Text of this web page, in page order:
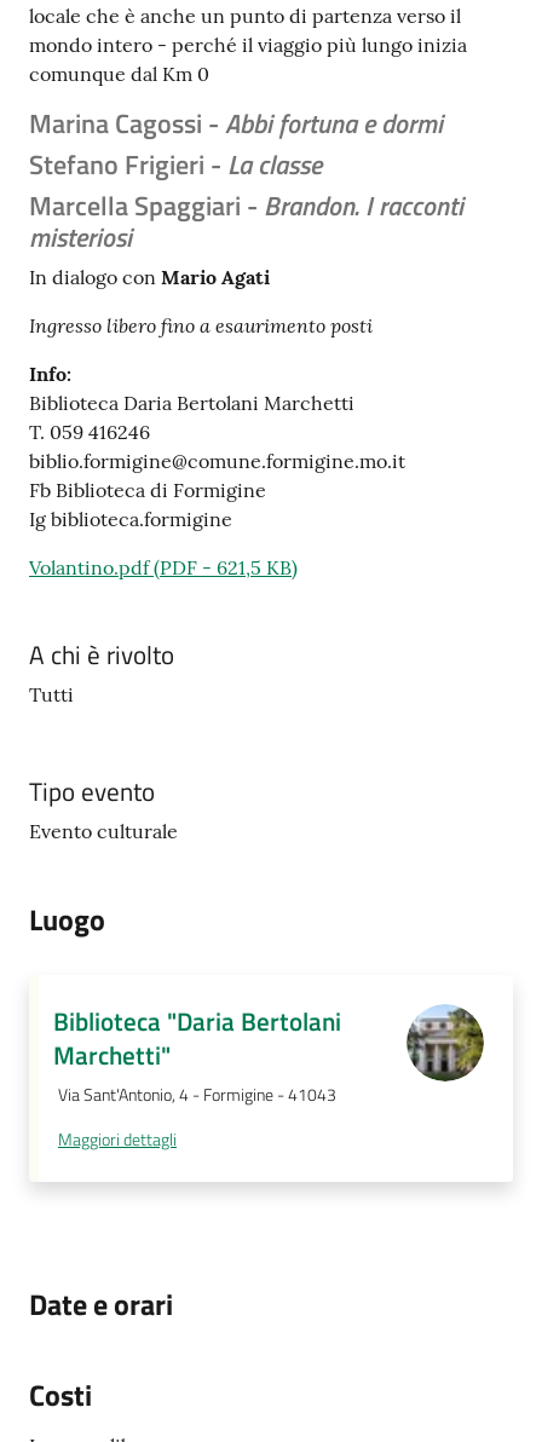
Seguici
su
locale che è anche un punto di partenza verso il
mondo intero - perché il viaggio più lungo inizia
comunque dal Km 0
Marina Cagossi -Abbi fortuna e dormi
Stefano Frigieri - La classe
Marcella Spaggiari - Brandon. I racconti
misteriosi
In dialogo con Mario Agati
Ingresso libero fino a esaurimento posti
Info:
Biblioteca Daria Bertolani Marchetti
T. 059 416246
biblio.formigine@comune.formigine.mo.it
Fb Biblioteca di Formigine
Ig biblioteca.formigine
Volantino.pdf(PDF - 621,5 KB)
A chi è rivolto
Tutti
Tipo evento
Evento culturale
Luogo
Biblioteca "Daria Bertolani
Marchetti"
Via Sant'Antonio, 4 - Formigine - 41043
Maggiori dettagli
Date e orari
Costi